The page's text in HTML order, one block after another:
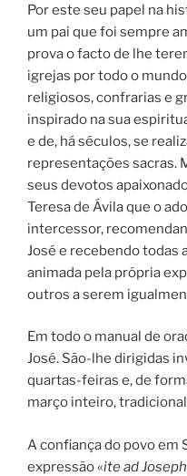
Por este seu papel na
um pai que foi sempre
prova o facto de lhe
igrejas por todo o
religiosos, confrarias e
inspirado na sua
e de, há séculos, se
representações sacras.
seus devotos
Teresa de Ávila que o
intercessor,
José e recebendo todas
animada pela própria
outros a serem
Em todo o manual de
José. São-lhe dirigidas
quartas-feiras e, de
março inteiro,
A confiança do povo em
expressão «ite ad Joseph